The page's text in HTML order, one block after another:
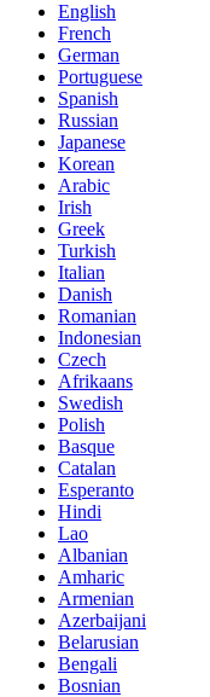
English
French
German
Portuguese
Spanish
Russian
Japanese
Korean
Arabic
Irish
Greek
Turkish
Italian
Danish
Romanian
Indonesian
Czech
Afrikaans
Swedish
Polish
Basque
Catalan
Esperanto
Hindi
Lao
Albanian
Amharic
Armenian
Azerbaijani
Belarusian
Bengali
Bosnian